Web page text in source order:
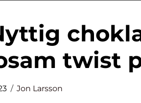
En
twist
Jon Larsson